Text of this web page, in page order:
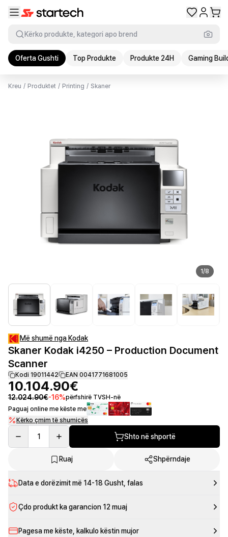
Kërko produkte, kategori apo brend
Oferta Gushti Top Produkte Produkte 24H Gaming
Kreu / Produktet / Printing / Skaner
1/8
Më shumë nga Kodak
Skaner Kodak i4250 – Production Document
Scanner
Kodi 19011442 EAN 0041771681005
10.104.90€
12.024.90€-16%përfshirë TVSH-në
Paguaj online me këste me
Kërko çmim të shumicës
1 Shto në shportë
Ruaj Shpërndaje
Data e dorëzimit më 14-18 Gusht , falas
Çdo produkt ka garancion 12 muaj
Pagesa me këste, kalkulo këstin mujor